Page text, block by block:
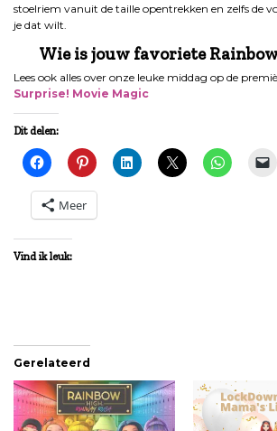
stoelriem vanuit de taille opentrekken en zelfs de
je dat wilt.
Wie is jouw favoriete
Lees ook alles over onze leuke middag op de
Surprise! Movie Magic
Dit delen:
Meer
Vind ik leuk:
Gerelateerd